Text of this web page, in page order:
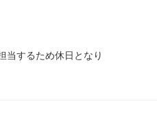
当するため休日となり